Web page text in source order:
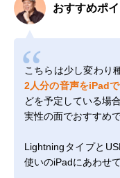
おすすめポ
こちらは少し変わり
2人分の音声をiPad
どを予定している場
実性の面でおすすめで
Lightningタイプと
使いのiPadにあわせ